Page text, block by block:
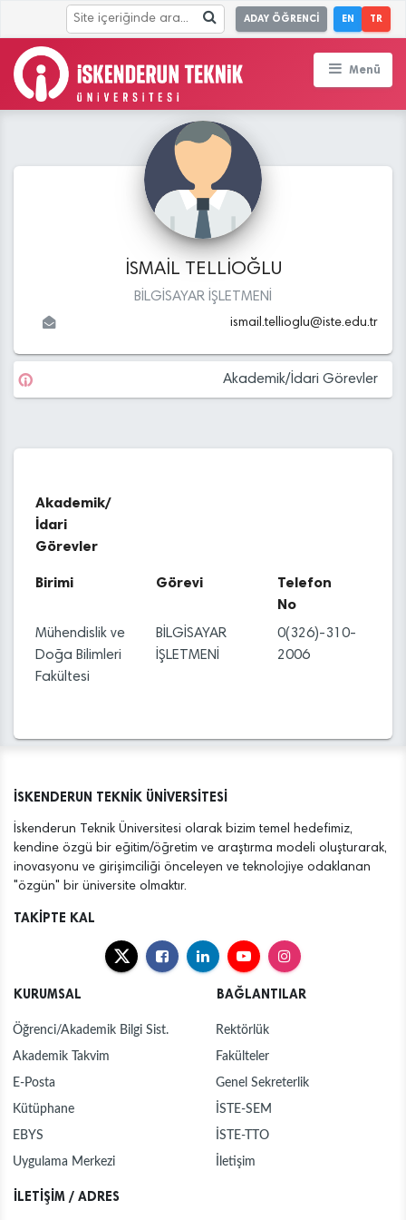
ADAY ÖĞRENCİ EN TR
Menü
İSMAİL TELLİOĞLU
BİLGİSAYAR İŞLETMENİ
ismail.tellioglu@iste.edu.tr
Akademik/İdari Görevler
Akademik/
İdari
Görevler
Birimi Görevi
Telefon
No
Mühendislik ve
Doğa Bilimleri
Fakültesi
BİLGİSAYAR
İŞLETMENİ
0(326)-310-
2006
İSKENDERUN TEKNİK ÜNİVERSİTESİ
İskenderun Teknik Üniversitesi olarak bizim temel hedefimiz,
kendine özgü bir eğitim/öğretim ve araştırma modeli oluşturarak,
inovasyonu ve girişimciliği önceleyen ve teknolojiye odaklanan
"özgün" bir üniversite olmaktır.
TAKİPTE KAL
KURUMSAL
Öğrenci/Akademik Bilgi Sist.
Akademik Takvim
E-Posta
Kütüphane
EBYS
Uygulama Merkezi
BAĞLANTILAR
Rektörlük
Fakülteler
Genel Sekreterlik
İSTE-SEM
İSTE-TTO
İletişim
İLETİŞİM / ADRES